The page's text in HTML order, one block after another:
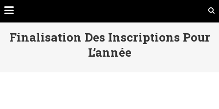
Finalisation Des Inscriptions Pour
L’année